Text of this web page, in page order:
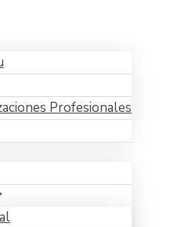
Profesionales